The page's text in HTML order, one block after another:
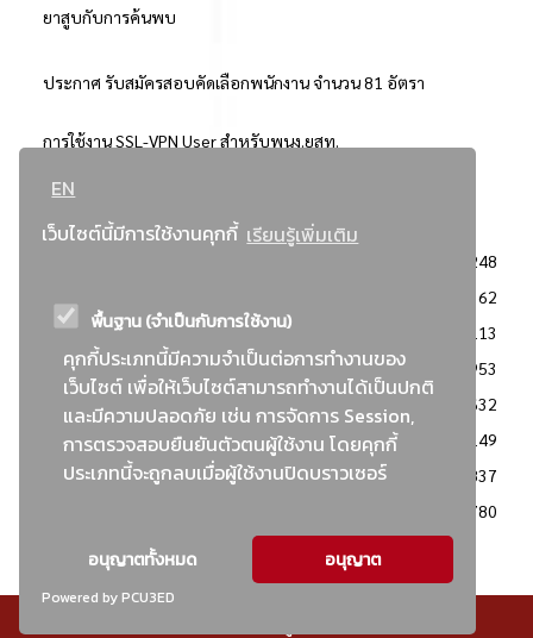
EN
เว็บไซต์นี้มีการใช้งานคุกกี้ เรียนรู้เพิ่มเติม
พื้นฐาน (จำเป็นกับการใช้งาน)
คุกกี้ประเภทนี้มีความจำเป็นต่อการทำงานของ
เว็บไซต์ เพื่อให้เว็บไซต์สามารถทำงานได้เป็นปกติ
และมีความปลอดภัย เช่น การจัดการ Session,
การตรวจสอบยืนยันตัวตนผู้ใช้งาน โดยคุกกี้
ประเภทนี้จะถูกลบเมื่อผู้ใช้งานปิดบราวเซอร์
อนุญาตทั้งหมด อนุญาต
Powered by PCU3ED
ยาสูบกับการค้นพบ
ประกาศ รับสมัครสอบคัดเลือกพนักงาน จำนวน 81 อัตรา
การใช้งาน SSL-VPN User สำหรับพนง.ยสท.
3248
2362
: วิธีเฉพาะเจาะจง
2113
ข่าวสาร/ประกาศ
1953
: เอกสารส่งเสริมความโปร่งใสในการจัดซื้อจัดจ้าง
1632
ข่าวสารจัดซื้อจัดจ้าง
1149
: แผนการจัดซื้อจัดจ้าง
837
780